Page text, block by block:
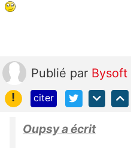
Publié par Bysoft
!
citer
Oupsy a écrit